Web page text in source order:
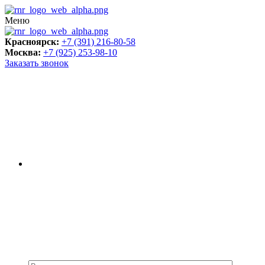
Меню
Красноярск: +7 (391) 216-80-58
Москва: +7 (925) 253-98-10
Заказать звонок